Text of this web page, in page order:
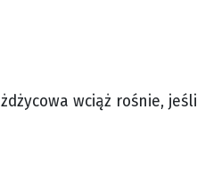
wciąż rośnie, jeśli